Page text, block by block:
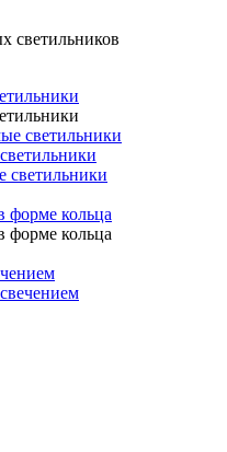
светильников
светильники
светильники
форме кольца
форме кольца